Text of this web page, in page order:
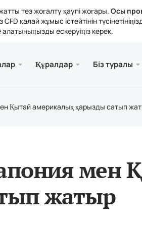
тез жоғалту қаупі жоғары. Осы
CFD қалай жұмыс істейтінін
алатыныңызды ескеруіңіз керек.
Құралдар Біз туралы
Қытай америкалық қарызды сатып
мен
жатыр